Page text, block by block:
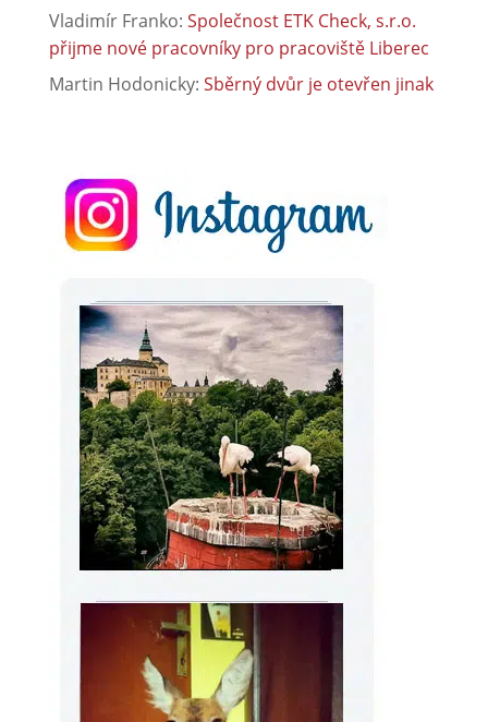
Vladimír Franko: Společnost ETK Check, s.r.o.
přijme nové pracovníky pro pracoviště Liberec
Martin Hodonicky: Sběrný dvůr je otevřen jinak